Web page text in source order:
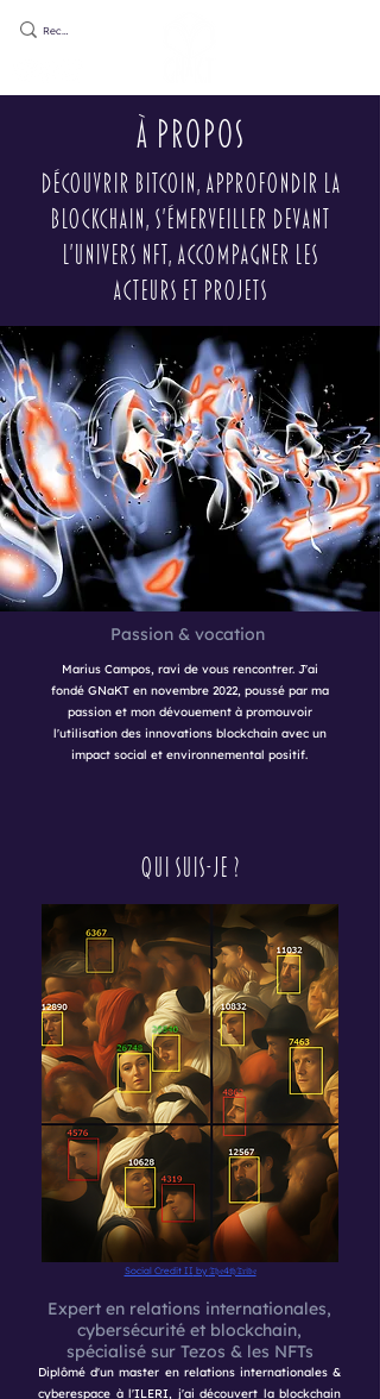
à propos
découvrir Bitcoin, approfondir la
Blockchain, s'émerveiller devant
l'univers NFT, accompagner les
acteurs et projets
Passion & vocation
Marius Campos, ravi de vous rencontrer. J'ai
fondé GNaKT en novembre 2022, poussé par ma
passion et mon dévouement à promouvoir
l'utilisation des innovations blockchain avec un
impact social et environnemental positif.
Qui suis-je ?
Social Credit II by 𝔗𝔥𝔢4𝔱𝔥𝔗𝔯𝔦𝔟𝔢
Expert en relations internationales,
cybersécurité et blockchain,
spécialisé sur Tezos & les NFTs
Diplômé d'un master en relations internationales &
cyberespace à l'ILERI, j'ai découvert la blockchain